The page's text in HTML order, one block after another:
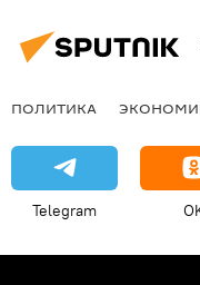
ПОЛИТИКА
Telegram